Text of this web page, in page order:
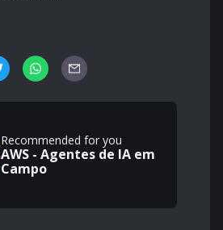
Recommended for you
AWS - Agentes de IA em
Campo